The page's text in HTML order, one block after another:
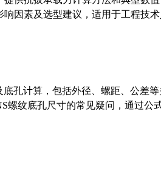
因素及选型建议，适用于工程技术
孔计算，包括外径、螺距、公差
螺纹底孔尺寸的常见疑问，通过公